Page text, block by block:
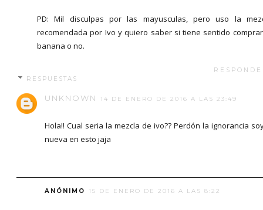
PD: Mil disculpas por las mayusculas, pero uso la
recomendada por Ivo y quiero saber si tiene sentido
banana o no.
RESPUESTAS
UNKNOWN 14 DE ENERO DE 2016 A LAS 23:49
Hola!! Cual seria la mezcla de ivo?? Perdón la ignorancia
nueva en esto jaja
ANÓNIMO 15 DE ENERO DE 2016 A LAS 8:22